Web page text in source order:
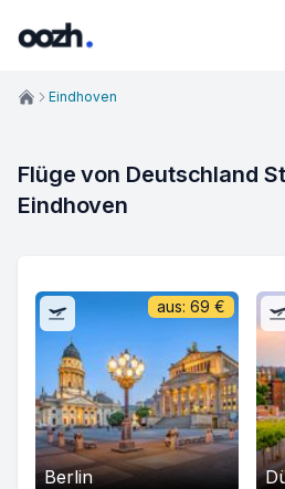
Eindhoven
Flüge von Deutschland
Eindhoven
Berlin
aus: 69 €